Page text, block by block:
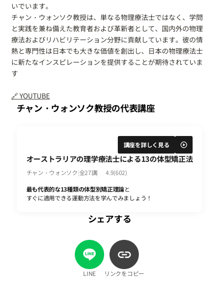
いでいます。
チャン・ウォンソク教授は、単なる物理療法士ではなく、学問
と実践を兼ね備えた教育者および革新者として、国内外の物理
療法およびリハビリテーション分野に貢献しています。彼の情
熱と専門性は日本でも大きな価値を創出し、日本の物理療法士
に新たなインスピレーションを提供することが期待されていま
す
🔗 YOUTUBE
チャン・ウォンソク教授の代表講座
講座を詳しく見る play_circle
オーストラリアの理学療法士による13の体型矯正法
チャン・ウォンソク|全27講|
4.9(602)
最も代表的な13種類の体型別矯正理論と
すぐに適用できる運動方法を学んでみましょう！
シェアする
LINE リンクをコピー